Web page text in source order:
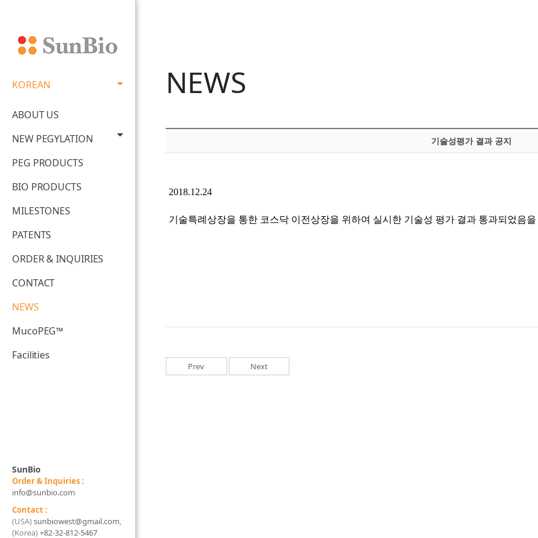
KOREAN
ABOUT US
NEW PEGYLATION
PEG PRODUCTS
BIO PRODUCTS
MILESTONES
PATENTS
ORDER & INQUIRIES
CONTACT
NEWS
MucoPEG™
Facilities
SunBio
Order & Inquiries :
info@sunbio.com
Contact :
(USA)sunbiowest@gmail.com,
(Korea)+82-32-812-5467
NEWS
기술성평가 결과 공지
2018.12.24
기술특례상장을 통한 코스닥 이전상장을 위하여 실시한 기술성 평가 결과 통과되었음
Prev Next